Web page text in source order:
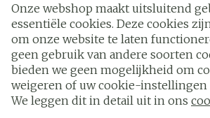
Onze webshop maakt uitsluitend
essentiële cookies. Deze cookies
om onze website te laten
geen gebruik van andere soorten
bieden we geen mogelijkheid om
weigeren of uw cookie-instellingen
We leggen dit in detail uit in ons